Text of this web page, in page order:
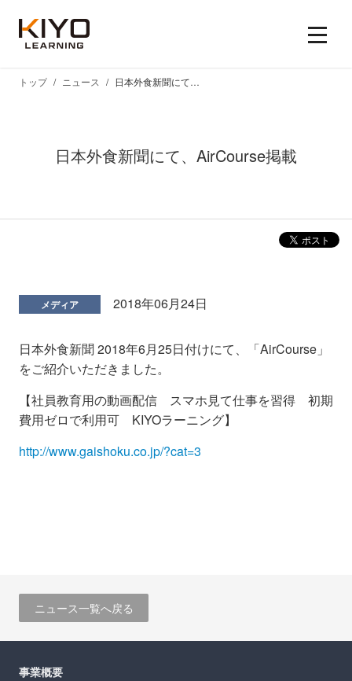
日本外食新聞にて、AirCourse掲載
トップ ニュース 日本外食新聞にて、AirCourse掲載
メディア 2018年06月24日
日本外食新聞 2018年6月25日付けにて、「AirCourse」
をご紹介いただきました。
【社員教育用の動画配信 スマホ見て仕事を習得 初期
費用ゼロで利用可 KIYOラーニング】
http://www.gaishoku.co.jp/?cat=3
ニュース一覧へ戻る
事業概要